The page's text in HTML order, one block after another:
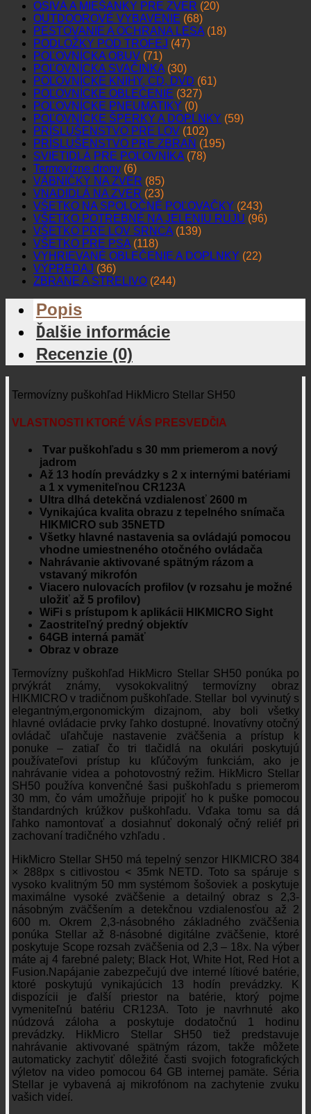
OSIVÁ A MIEŠANKY PRE ZVER (20)
OUTDOOROVÉ VYBAVENIE (68)
PESTOVANIE A OCHRANA LESA (18)
PODLOŽKY POD TROFEJ (47)
POĽOVNÍCKA OBUV (71)
POĽOVNÍCKA SVAČINKA (30)
POĽOVNÍCKE KNIHY, CD, DVD (61)
POĽOVNÍCKE OBLEČENIE (327)
POĽOVNÍCKE PNEUMATIKY (0)
POĽOVNÍCKE ŠPERKY A DOPLNKY (59)
PRÍSLUŠENSTVO PRE LOV (102)
PRÍSLUŠENSTVO PRE ZBRAŇ (195)
SVIETIDLÁ PRE POĽOVNÍKA (78)
Termovízne drony (6)
VÁBNIČKY NA ZVER (85)
VNADIDLÁ NA ZVER (23)
VŠETKO NA SPOLOČNÉ POĽOVAČKY (243)
VŠETKO POTREBNÉ NA JELENIU RUJU (96)
VŠETKO PRE LOV SRNCA (139)
VŠETKO PRE PSA (118)
VYHRIEVANÉ OBLEČENIE A DOPLNKY (22)
VÝPREDAJ (36)
ZBRANE A STRELIVO (244)
Popis
Ďalšie informácie
Recenzie (0)
Termovízny puškohľad HikMicro Stellar SH50
VLASTNOSTI KTORÉ VÁS PRESVEDČIA
Tvar puškohľadu s 30 mm priemerom a nový
jadrom
Až 13 hodín prevádzky s 2 x internými batériami
a 1 x vymeniteľnou CR123A
Ultra dlhá detekčná vzdialenosť 2600 m
Vynikajúca kvalita obrazu z tepelného snímača
HIKMICRO sub 35NETD
Všetky hlavné nastavenia sa ovládajú pomocou
vhodne umiestneného otočného ovládača
Nahrávanie aktivované spätným rázom a
vstavaný mikrofón
Viacero nulovacích profilov (v rozsahu je možné
uložiť až 5 profilov)
WiFi s prístupom k aplikácii HIKMICRO Sight
Zaostriteľný predný objektív
64GB interná pamäť
Obraz v obraze
Termovízny puškohľad HikMicro Stellar SH50 ponúka po
prvýkrát známy, vysokokvalitný termovízny obraz
HIKMICRO v tradičnom puškohľade. Stellar bol vyvinutý s
elegantným,ergonomickým dizajnom, aby boli všetky
hlavné ovládacie prvky ľahko dostupné. Inovatívny otočný
ovládač uľahčuje nastavenie zväčšenia a prístup k
ponuke – zatiaľ čo tri tlačidlá na okulári poskytujú
používateľovi prístup ku kľúčovým funkciám, ako je
nahrávanie videa a pohotovostný režim. HikMicro Stellar
SH50 používa konvenčné šasi puškohľadu s priemerom
30 mm, čo vám umožňuje pripojiť ho k puške pomocou
štandardných krúžkov puškohľadu. Vďaka tomu sa dá
ľahko namontovať a dosiahnuť dokonalý očný reliéf pri
zachovaní tradičného vzhľadu .
HikMicro Stellar SH50 má tepelný senzor HIKMICRO 384
× 288px s citlivostou < 35mk NETD. Toto sa spáruje s
vysoko kvalitným 50 mm systémom šošoviek a poskytuje
maximálne vysoké zväčšenie a detailný obraz s 2,3-
násobným zväčšením a detekčnou vzdialenosťou až 2
600 m. Okrem 2,3-násobného základného zväčšenia
ponúka Stellar až 8-násobné digitálne zväčšenie, ktoré
poskytuje Scope rozsah zväčšenia od 2,3 – 18x. Na výber
máte aj 4 farebné palety; Black Hot, White Hot, Red Hot a
Fusion.Napájanie zabezpečujú dve interné lítiové batérie,
ktoré poskytujú vynikajúcich 13 hodín prevádzky. K
dispozícii je ďalší priestor na batérie, ktorý pojme
vymeniteľnú batériu CR123A. Toto je navrhnuté ako
núdzová záloha a poskytuje dodatočnú 1 hodinu
prevádzky. HikMicro Stellar SH50 tiež predstavuje
nahrávanie aktivované spätným rázom, takže môžete
automaticky zachytiť dôležité časti svojich fotografických
výletov na video pomocou 64 GB internej pamäte. Séria
Stellar je vybavená aj mikrofónom na zachytenie zvuku
vašich videí.